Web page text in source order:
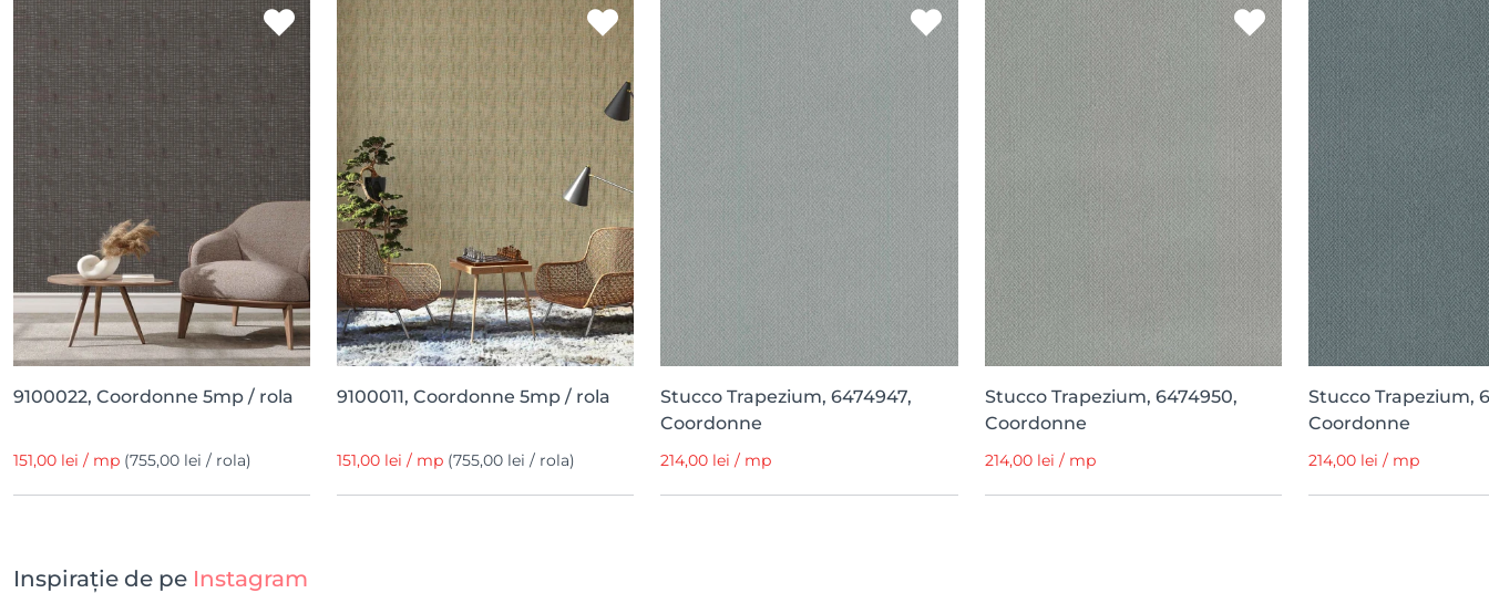
9100022, Coordonne 5mp / rola
151,00 lei / mp (755,00 lei / rola)
9100011, Coordonne 5mp / rola
151,00 lei / mp (755,00 lei / rola)
Stucco Trapezium, 6474947,
Coordonne
214,00 lei / mp
Stucco Trapezium, 6474950,
Coordonne
214,00 lei / mp
Stucco Trapezium,
Coordonne
214,00 lei / mp
Inspirație de pe Instagram